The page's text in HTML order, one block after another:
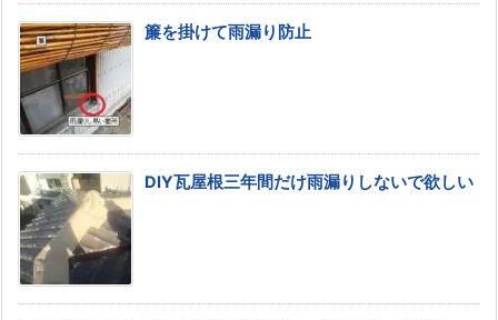
簾を掛けて雨漏り防止
DIY瓦屋根三年間だけ雨漏りしないで欲しい